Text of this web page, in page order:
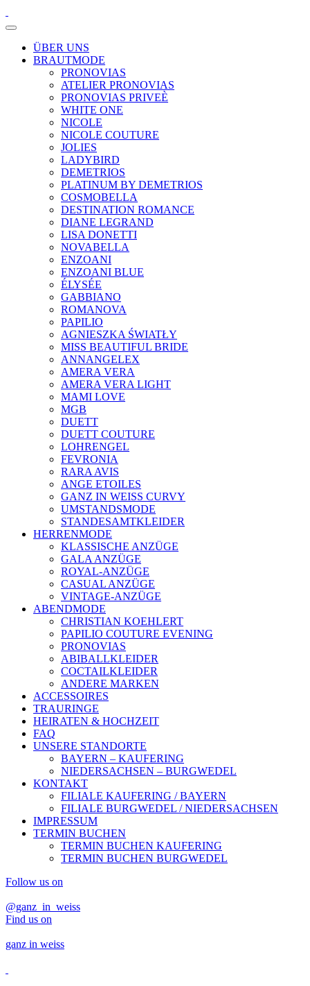
ÜBER UNS
BRAUTMODE
PRONOVIAS
ATELIER PRONOVIAS
PRONOVIAS PRIVEÈ
WHITE ONE
NICOLE
NICOLE COUTURE
JOLIES
LADYBIRD
DEMETRIOS
PLATINUM BY DEMETRIOS
COSMOBELLA
DESTINATION ROMANCE
DIANE LEGRAND
LISA DONETTI
NOVABELLA
ENZOANI
ENZOANI BLUE
ÉLYSÉE
GABBIANO
ROMANOVA
PAPILIO
AGNIESZKA ŚWIATŁY
MISS BEAUTIFUL BRIDE
ANNANGELEX
AMERA VERA
AMERA VERA LIGHT
MAMI LOVE
MGB
DUETT
DUETT COUTURE
LOHRENGEL
FEVRONIA
RARA AVIS
ANGE ETOILES
GANZ IN WEISS CURVY
UMSTANDSMODE
STANDESAMTKLEIDER
HERRENMODE
KLASSISCHE ANZÜGE
GALA ANZÜGE
ROYAL-ANZÜGE
CASUAL ANZÜGE
VINTAGE-ANZÜGE
ABENDMODE
CHRISTIAN KOEHLERT
PAPILIO COUTURE EVENING
PRONOVIAS
ABIBALLKLEIDER
COCTAILKLEIDER
ANDERE MARKEN
ACCESSOIRES
TRAURINGE
HEIRATEN & HOCHZEIT
FAQ
UNSERE STANDORTE
BAYERN – KAUFERING
NIEDERSACHSEN – BURGWEDEL
KONTAKT
FILIALE KAUFERING / BAYERN
FILIALE BURGWEDEL / NIEDERSACHSEN
IMPRESSUM
TERMIN BUCHEN
TERMIN BUCHEN KAUFERING
TERMIN BUCHEN BURGWEDEL
Follow us on
@ganz_in_weiss
Find us on
ganz in weiss